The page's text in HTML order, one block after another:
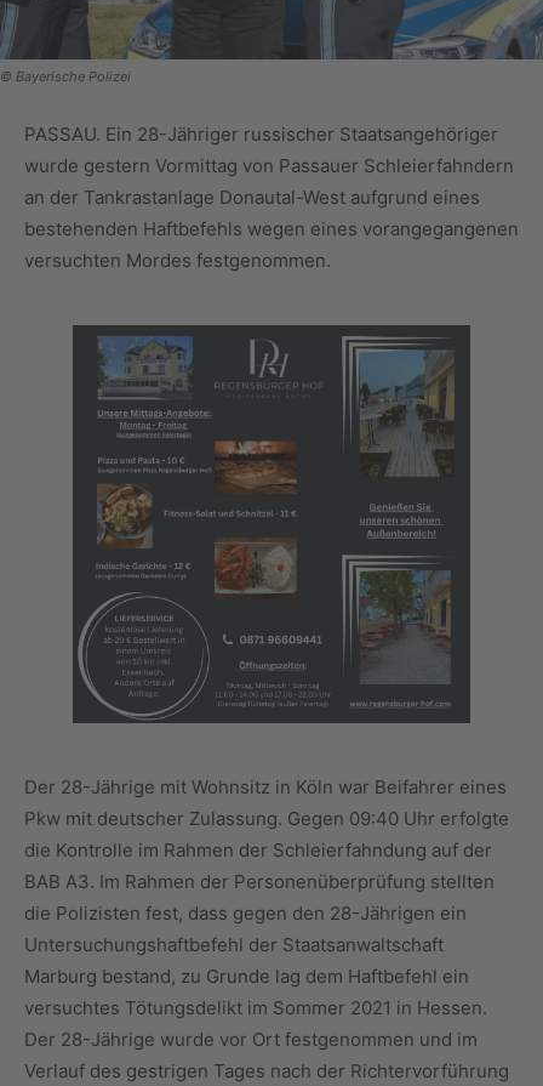
© Bayerische Polizei
PASSAU. Ein 28-Jähriger russischer Staatsangehöriger
wurde gestern Vormittag von Passauer Schleierfahndern
an der Tankrastanlage Donautal-West aufgrund eines
bestehenden Haftbefehls wegen eines vorangegangenen
versuchten Mordes festgenommen.
Der 28-Jährige mit Wohnsitz in Köln war Beifahrer eines
Pkw mit deutscher Zulassung. Gegen 09:40 Uhr erfolgte
die Kontrolle im Rahmen der Schleierfahndung auf der
BAB A3. Im Rahmen der Personenüberprüfung stellten
die Polizisten fest, dass gegen den 28-Jährigen ein
Untersuchungshaftbefehl der Staatsanwaltschaft
Marburg bestand, zu Grunde lag dem Haftbefehl ein
versuchtes Tötungsdelikt im Sommer 2021 in Hessen.
Der 28-Jährige wurde vor Ort festgenommen und im
Verlauf des gestrigen Tages nach der Richtervorführung